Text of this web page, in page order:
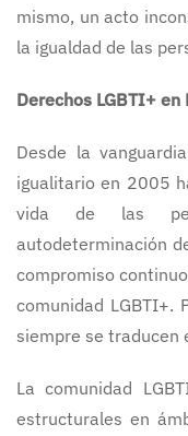
mismo, un acto
la igualdad de las
Derechos LGBTI+ en
Desde la
igualitario en 2005
vida de las
autodeterminación
compromiso
comunidad LGBTI+.
siempre se traducen
La comunidad
estructurales en